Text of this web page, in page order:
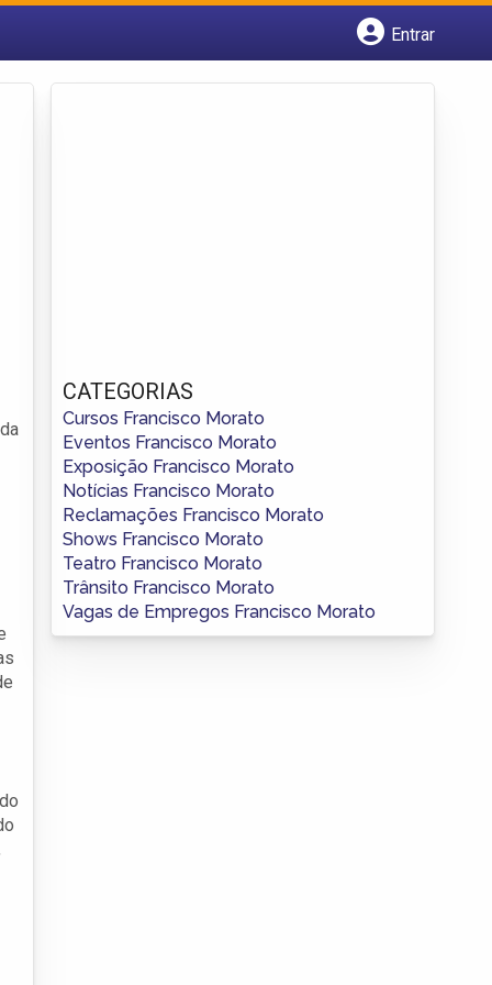
Entrar
CATEGORIAS
Cursos Francisco Morato
Eventos Francisco Morato
Exposição Francisco Morato
Notícias Francisco Morato
Reclamações Francisco Morato
Shows Francisco Morato
Teatro Francisco Morato
Trânsito Francisco Morato
Vagas de Empregos Francisco Morato